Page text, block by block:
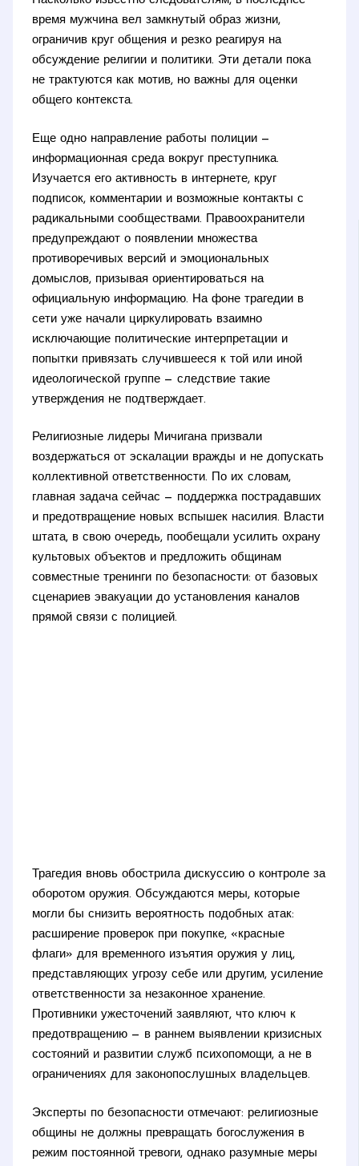
время мужчина вел замкнутый образ жизни,
ограничив круг общения и резко реагируя на
обсуждение религии и политики. Эти детали пока
не трактуются как мотив, но важны для оценки
общего контекста.
Еще одно направление работы полиции —
информационная среда вокруг преступника.
Изучается его активность в интернете, круг
подписок, комментарии и возможные контакты с
радикальными сообществами. Правоохранители
предупреждают о появлении множества
противоречивых версий и эмоциональных
домыслов, призывая ориентироваться на
официальную информацию. На фоне трагедии в
сети уже начали циркулировать взаимно
исключающие политические интерпретации и
попытки привязать случившееся к той или иной
идеологической группе — следствие такие
утверждения не подтверждает.
Религиозные лидеры Мичигана призвали
воздержаться от эскалации вражды и не допускать
коллективной ответственности. По их словам,
главная задача сейчас — поддержка пострадавших
и предотвращение новых вспышек насилия. Власти
штата, в свою очередь, пообещали усилить охрану
культовых объектов и предложить общинам
совместные тренинги по безопасности: от базовых
сценариев эвакуации до установления каналов
прямой связи с полицией.
Трагедия вновь обострила дискуссию о контроле за
оборотом оружия. Обсуждаются меры, которые
могли бы снизить вероятность подобных атак:
расширение проверок при покупке, «красные
флаги» для временного изъятия оружия у лиц,
представляющих угрозу себе или другим, усиление
ответственности за незаконное хранение.
Противники ужесточений заявляют, что ключ к
предотвращению — в раннем выявлении кризисных
состояний и развитии служб психопомощи, а не в
ограничениях для законопослушных владельцев.
Эксперты по безопасности отмечают: религиозные
общины не должны превращать богослужения в
режим постоянной тревоги, однако разумные меры